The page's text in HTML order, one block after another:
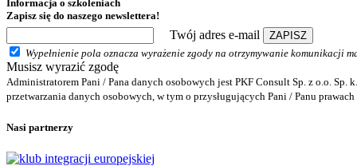
Informacja o szkoleniach
Zapisz się do naszego newslettera!
Twój adres e-mail
ZAPISZ
Wypełnienie pola oznacza wyrażenie zgody na otrzymywanie komunikacji
Musisz wyrazić zgodę
Administratorem Pani / Pana danych osobowych jest PKF Consult Sp. z o.o.
przetwarzania danych osobowych, w tym o przysługujących Pani / Panu
Nasi partnerzy